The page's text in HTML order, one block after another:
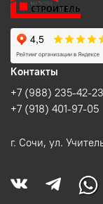
Контакты
+7 (988) 235-42-23
+7 (918) 401-97-05
г. Сочи, ул.